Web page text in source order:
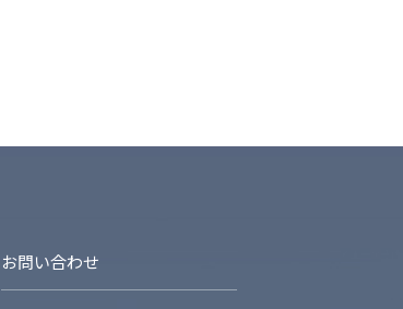
お問い合わせ